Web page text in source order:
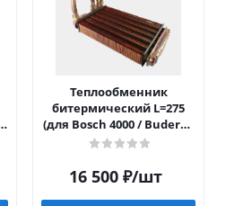
Теплообменник
битермический L=275
(для Bosch 4000 / Buderus
042)
16 500₽/шт